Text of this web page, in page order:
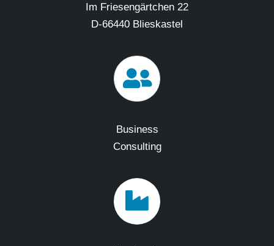
Im Friesengärtchen 22
D-66440 Blieskastel
Business
Consulting